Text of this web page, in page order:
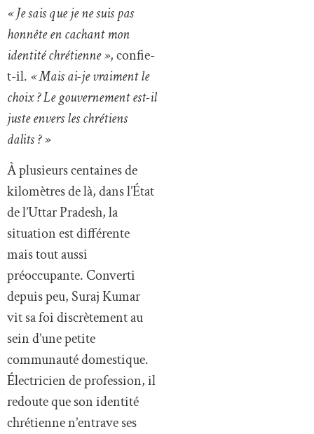
« Je sais que je ne suis pas
honnête en cachant mon
identité chrétienne », confie-
t-il. « Mais ai-je vraiment le
choix ? Le gouvernement est-il
juste envers les chrétiens
dalits ? »
À plusieurs centaines de
kilomètres de là, dans l’État
de l’Uttar Pradesh, la
situation est différente
mais tout aussi
préoccupante. Converti
depuis peu, Suraj Kumar
vit sa foi discrètement au
sein d’une petite
communauté domestique.
Électricien de profession, il
redoute que son identité
chrétienne n’entrave ses